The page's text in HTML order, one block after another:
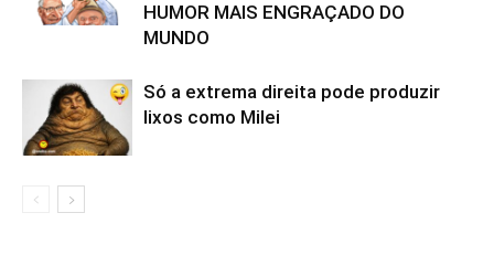
HUMOR MAIS ENGRAÇADO DO
MUNDO
Só a extrema direita pode produzir
lixos como Milei